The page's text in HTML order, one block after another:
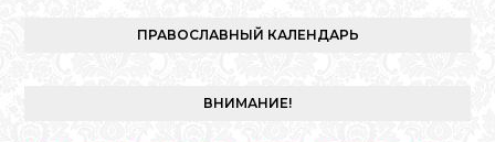
t
a
ПРАВОСЛАВНЫЙ КАЛЕНДАРЬ
ВНИМАНИЕ!